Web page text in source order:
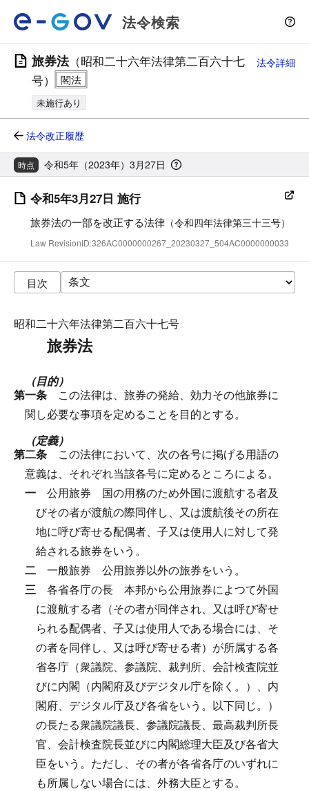
法令検索
旅券法（昭和二十六年法律第二百六十七
号）
未施行あり
法令詳細
法令改正履歴
時点 令和5年（2023年）3月27日
令和5年3月27日 施行
旅券法の一部を改正する法律 （令和四年法律第三十三号）
Law RevisionID:326AC0000000267_20230327_504AC0000000033
目次
昭和二十六年法律第二百六十七号
旅券法
（目的）
第一条 この法律は、旅券の発給、効力その他旅券に
関し必要な事項を定めることを目的とする。
（定義）
第二条 この法律において、次の各号に掲げる用語の
意義は、それぞれ当該各号に定めるところによる。
一 公用旅券
国の用務のため外国に渡航する者及
びその者が渡航の際同伴し、又は渡航後その所在
地に呼び寄せる配偶者、子又は使用人に対して発
給される旅券をいう。
二 一般旅券
公用旅券以外の旅券をいう。
三 各省各庁の長
本邦から公用旅券によつて外国
に渡航する者（その者が同伴され、又は呼び寄せ
られる配偶者、子又は使用人である場合には、そ
の者を同伴し、又は呼び寄せる者）が所属する各
省各庁（衆議院、参議院、裁判所、会計検査院並
びに内閣（内閣府及びデジタル庁を除く。）、内
閣府、デジタル庁及び各省をいう。以下同じ。）
の長たる衆議院議長、参議院議長、最高裁判所長
官、会計検査院長並びに内閣総理大臣及び各省大
臣をいう。 ただし、その者が各省各庁のいずれに
も所属しない場合には、外務大臣とする。